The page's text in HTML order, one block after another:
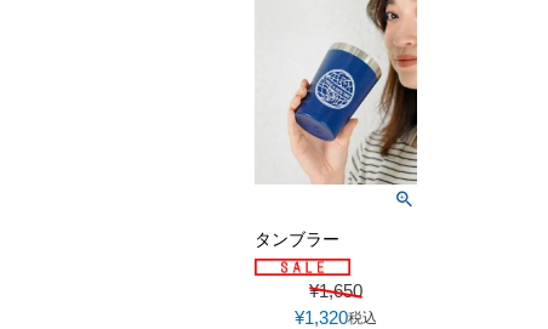
タンブラー
¥1,650
¥1,320税込